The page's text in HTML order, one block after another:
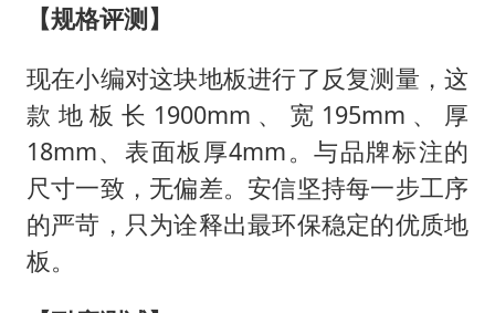
【规格评测】
现在小编对这块地板进行了反复测量，这
款地板长1900mm、宽195mm、厚
18mm、表面板厚4mm。与品牌标注的
尺寸一致，无偏差。安信坚持每一步工序
的严苛，只为诠释出最环保稳定的优质地
板。